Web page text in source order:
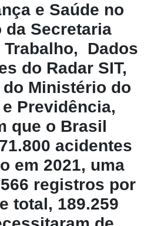
e Saúde no
da Secretaria
Dados
do Radar SIT,
Ministério do
Previdência,
que o Brasil
acidentes
em 2021, uma
registros por
total, 189.259